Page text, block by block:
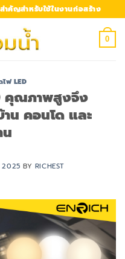
คัญสำหรับใช้ในงานก่อสร้าง
0
ฟ LED
คุณภาพสูงจึง
น คอนโด และ
น
2025 BY RICHEST